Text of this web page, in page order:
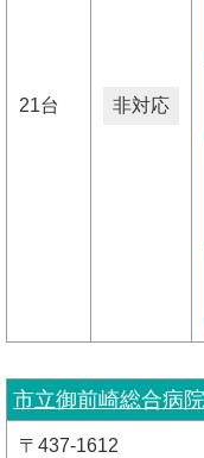
21台 非対応
市立御前崎総合病院
〒437-1612